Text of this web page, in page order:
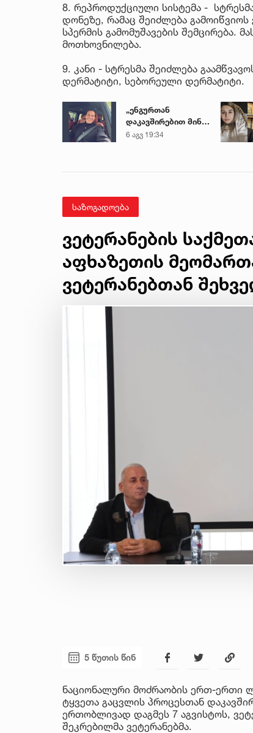
8. რეპროდუქციული სისტემა -
დონეზე, რამაც შეიძლება გამოიწვიოს
სპერმის გამომუშავების შემცირება.
მოთხოვნილება.
9. კანი - სტრესმა შეიძლება
დერმატიტი, სებორეული დერმატიტი.
„ენგურთან
დაკავშირებით მინდა
ვთქვა...“ - გოგა
6 აგვ 19:34
საზოგადოება
ვეტერანების
აფხაზეთის
ვეტერანებთან
5 წუთის წინ
ნაციონალური მოძრაობის ერთ-ერთი
ტყვეთა გაცვლის პროცესთან
ერთობლივად დაგმეს 7 აგვისტოს,
შეკრებილმა ვეტერანებმა.